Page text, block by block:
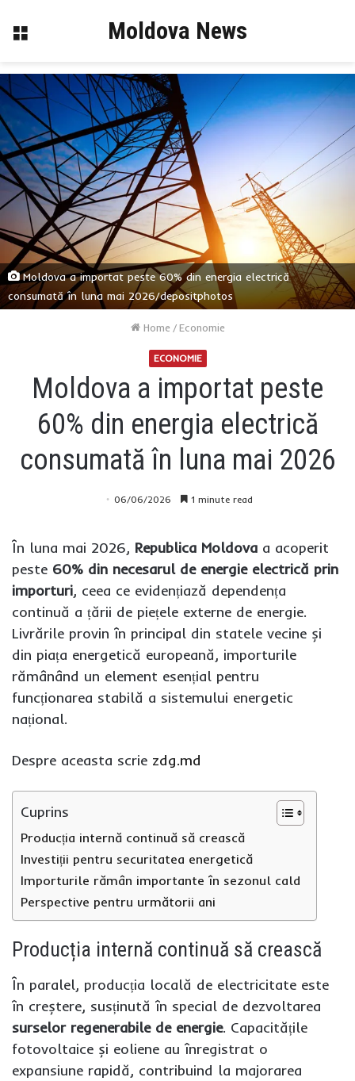
Menu Moldova News
Moldova a importat peste 60% din energia electrică
consumată în luna mai 2026/depositphotos
Home / Economie
ECONOMIE
Moldova a importat peste
60% din energia electrică
consumată în luna mai 2026
06/06/2026 1 minute read
În luna mai 2026, Republica Moldova a acoperit
peste 60% din necesarul de energie electrică prin
importuri, ceea ce evidențiază dependența
continuă a țării de piețele externe de energie.
Livrările provin în principal din statele vecine și
din piața energetică europeană, importurile
rămânând un element esențial pentru
funcționarea stabilă a sistemului energetic
național.
Despre aceasta scrie zdg.md
Cuprins
Producția internă continuă să crească
Investiții pentru securitatea energetică
Importurile rămân importante în sezonul cald
Perspective pentru următorii ani
Producția internă continuă să crească
În paralel, producția locală de electricitate este
în creștere, susținută în special de dezvoltarea
surselor regenerabile de energie. Capacitățile
fotovoltaice și eoliene au înregistrat o
expansiune rapidă, contribuind la majorarea